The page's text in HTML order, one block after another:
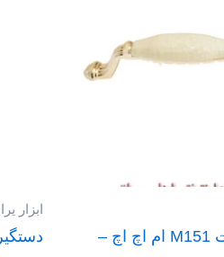
دستگیره کابینت M151 ام اچ اچ –
ابزار